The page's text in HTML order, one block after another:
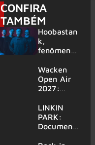
CONFIRA
TAMBÉM
Hoobastan
k,
fenômeno
rock anos
2000,
volta ao
6 shows
Wacken
Open Air
2027:
amplia
line-up e
já
LINKIN
PARK:
Document